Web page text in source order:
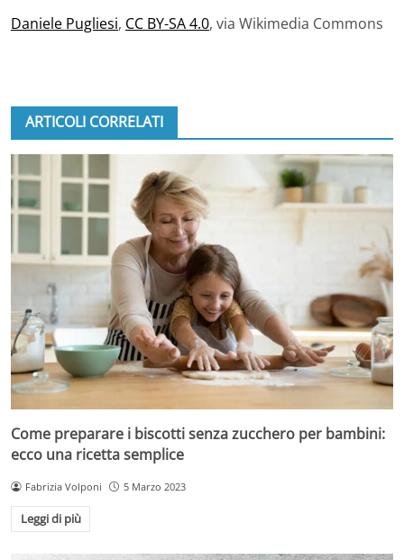
Daniele Pugliesi, CC BY-SA 4.0, via Wikimedia Commons
ARTICOLI CORRELATI
Come preparare i biscotti senza zucchero per bambini:
ecco una ricetta semplice
Fabrizia Volponi 5 Marzo 2023
Leggi di più